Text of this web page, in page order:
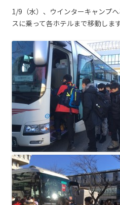
1/9（水）、ウインターキャンプ
スに乗って各ホテルまで移動します